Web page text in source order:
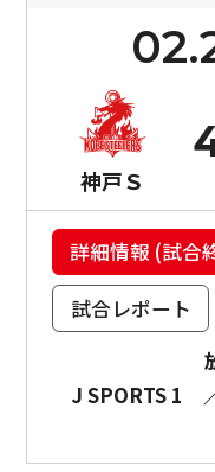
神戸Ｓ
詳細情報 (試合
試合レポート
J SPORTS 1